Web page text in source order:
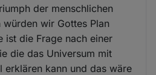
der menschlichen
wir Gottes Plan
ist die Frage nach einer
die das Universum mit
erklären kann und das wäre